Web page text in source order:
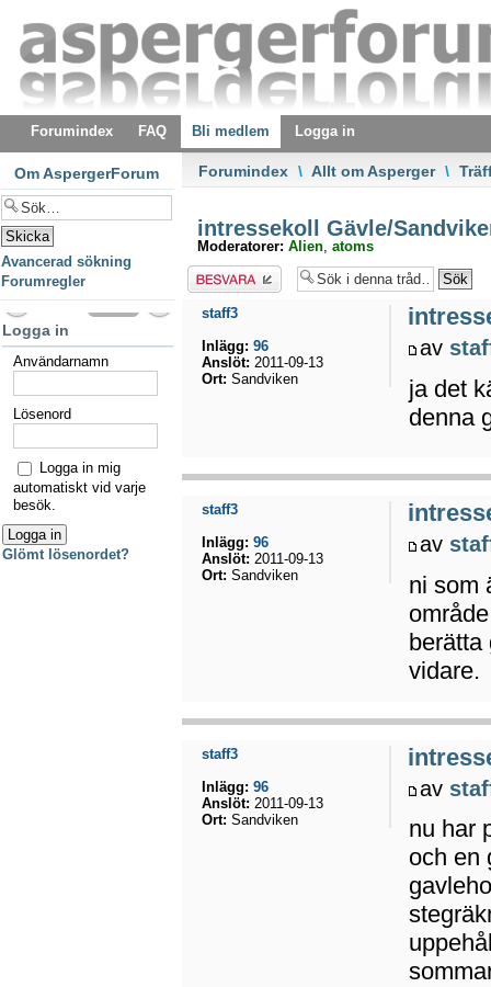
Forumindex FAQ Bli medlem Logga in
Forumindex \ Allt om Asperger \
intressekoll Gävle/
Moderatorer: Alien, atoms
Besvara
av
ja det
denna
staff3
Inlägg: 96
Anslöt: 2011-09-13
Ort: Sandviken
av
ni som
berätta
vidare.
staff3
Inlägg: 96
Anslöt: 2011-09-13
Ort: Sandviken
av
nu har
och en
staff3
Inlägg: 96
Anslöt: 2011-09-13
Ort: Sandviken
Om AspergerForum
Avancerad sökning
Forumregler
Logga in
Användarnamn
Lösenord
Logga in mig
automatiskt vid varje
besök.
Glömt lösenordet?